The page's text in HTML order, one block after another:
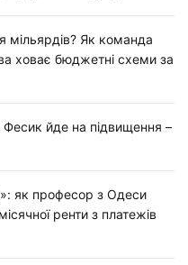
мільярдів? Як команда
ховає бюджетні схеми за
йде на підвищення –
як професор з Одеси
ренти з платежів